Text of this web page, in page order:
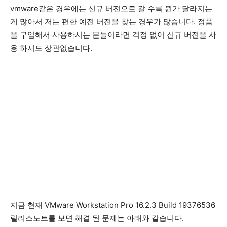
vmware같은 경우에는 신규 버전으로 갈 수록 뭔가 달라지는
게 많아서 저는 편한 예전 버전을 찾는 경우가 많습니다. 정품
을 구입해서 사용하시는 분들이라면 걱정 없이 신규 버전을 사
용 하셔도 상관없습니다.
지금 현재 VMware Workstation Pro 16.2.3 Build 19376536
릴리스노트를 보면 해결 된 문제는 아래와 같습니다.